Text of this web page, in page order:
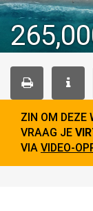
ZIN OM DEZE
VRAAG JE
VIA VIDEO-